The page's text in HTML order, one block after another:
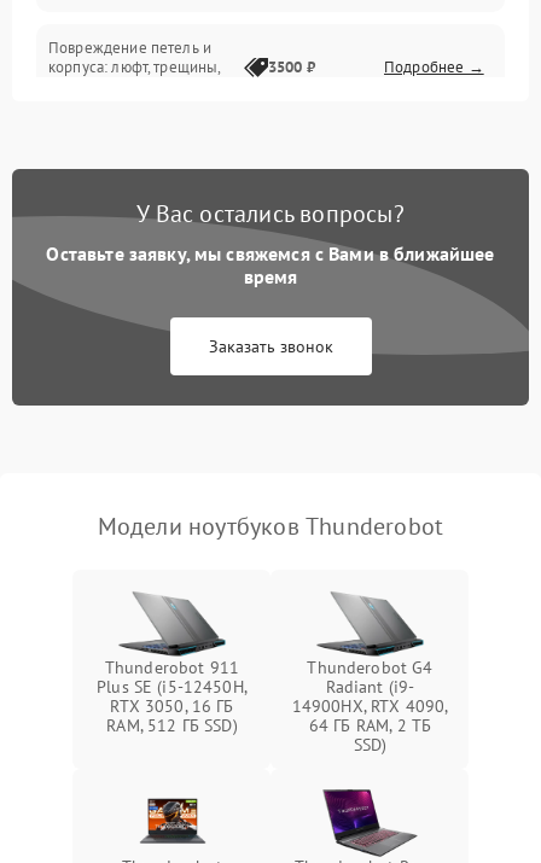
Повреждение петель и
корпуса: люфт, трещины,
3500 ₽ Подробнее →
быстрая разрядка,
2500 ₽ Подробнее →
Неисправность зарядного
питания
2000 ₽ Подробнее →
неисправности кулера
пропадание диска
оперативной памяти:
вылеты приложений,
синие экраны
Подробнее →
Проблемы Wi‑Fi или
Bluetooth модулей
2500 ₽ Подробнее →
У Вас остались вопросы?
Оставьте заявку, мы свяжемся с Вами в ближайшее
время
Заказать звонок
Модели ноутбуков Thunderobot
Thunderobot 911
Plus SE (i5-12450H,
RTX 3050, 16 ГБ
RAM, 512 ГБ SSD)
Thunderobot G4
Radiant (i9-
14900HX, RTX 4090,
64 ГБ RAM, 2 ТБ
SSD)